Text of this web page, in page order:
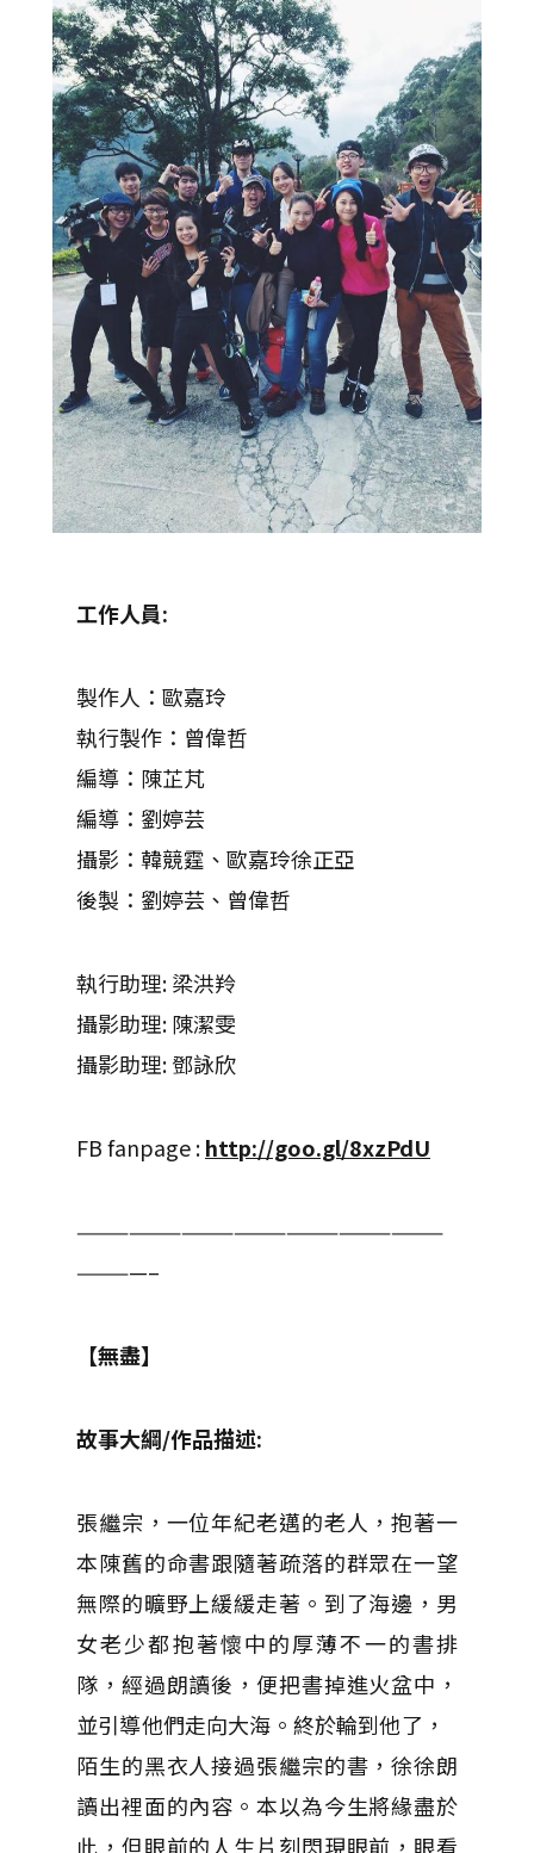
工作人員:
製作人：歐嘉玲
執行製作：曾偉哲
編導：陳芷芃
編導：劉婷芸
攝影：韓競霆、歐嘉玲徐正亞
後製：劉婷芸、曾偉哲
執行助理: 梁洪羚
攝影助理: 陳潔雯
攝影助理: 鄧詠欣
FB fanpage :http://goo.gl/8xzPdU
—————————————————————
————–
【無盡】
故事大綱/作品描述:
張繼宗，一位年紀老邁的老人，抱著一
本陳舊的命書跟隨著疏落的群眾在一望
無際的曠野上緩緩走著。到了海邊，男
女老少都抱著懷中的厚薄不一的書排
隊，經過朗讀後，便把書掉進火盆中，
並引導他們走向大海。終於輪到他了，
陌生的黑衣人接過張繼宗的書，徐徐朗
讀出裡面的內容。本以為今生將緣盡於
此，但眼前的人生片刻閃現眼前，眼看